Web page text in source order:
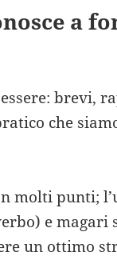
a
brevi,
che
molti punti;
e magari
un ottimo